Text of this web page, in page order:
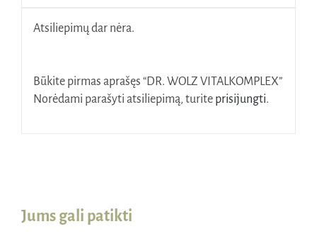
Atsiliepimų dar nėra.
Būkite pirmas aprašęs “DR. WOLZ VITALKOMPLEX”
Norėdami parašyti atsiliepimą, turite prisijungti.
Jums gali patikti